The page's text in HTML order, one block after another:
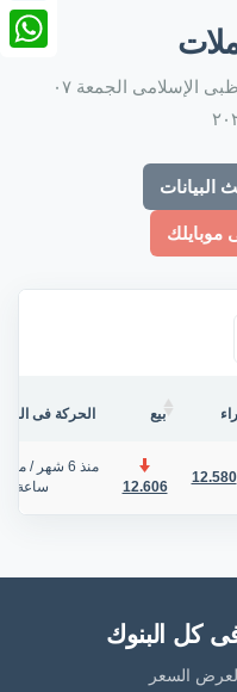
سعر ريال سعودي فى مصرف أبوظبى الإسلامى الجمعة ٠٧
البيانات
موبايلك
بيع الحركة فى
12.580
12.606
منذ 6 شهر /منذ
ساعة
كل البنوك
لعرض السعر